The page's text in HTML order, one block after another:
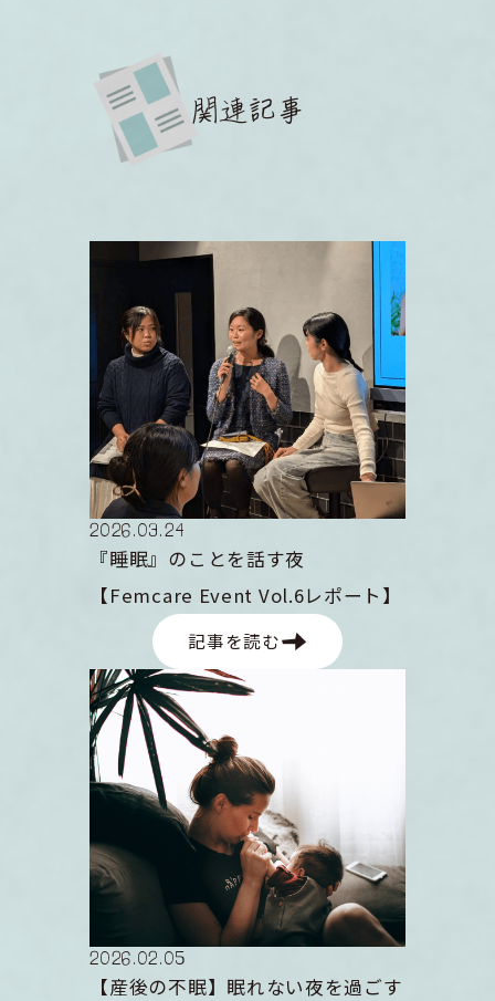
関連記事
2026.03.24
『睡眠』のことを話す夜
【Femcare Event Vol.6レポート】
記事を読む
2026.02.05
【産後の不眠】眠れない夜を過ごす